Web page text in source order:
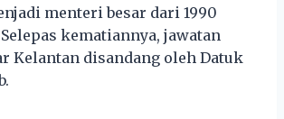
menteri besar dari 1990
kematiannya, jawatan
Kelantan disandang oleh Datuk